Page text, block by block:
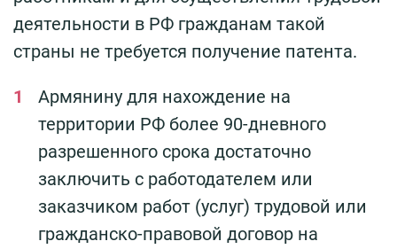
деятельности в РФ гражданам такой
страны не требуется получение патента.
Армянину для нахождение на
территории РФ более 90-дневного
разрешенного срока достаточно
заключить с работодателем или
заказчиком работ (услуг) трудовой или
гражданско-правовой договор на